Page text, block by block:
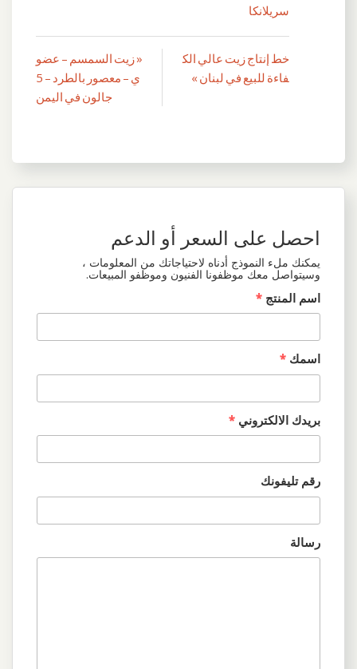
سريلانكا
تصفّح
« زيت السمسم – عضو
ي – معصور بالطرد – 5
جالون في اليمن
خط إنتاج زيت عالي الك
فاءة للبيع في لبنان »
احصل على السعر أو الدعم
يمكنك ملء النموذج أدناه لاحتياجاتك من المعلومات ،
وسيتواصل معك موظفونا الفنيون وموظفو المبيعات.
اسم المنتج *
اسمك *
بريدك الالكتروني *
رقم تليفونك
رسالة